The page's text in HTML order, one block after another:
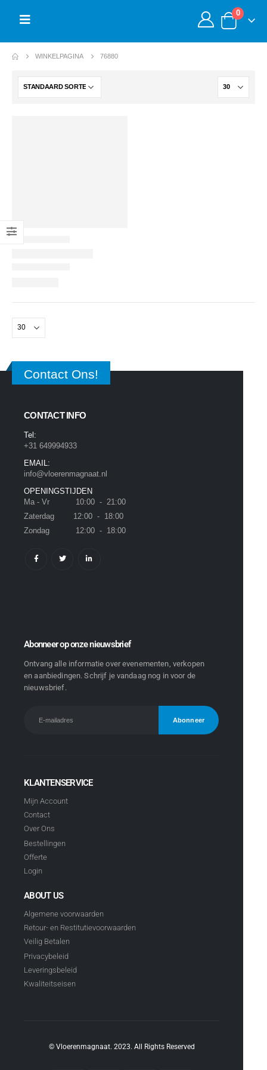
0
WINKELPAGINA 76880
Contact Ons!
CONTACT INFO
Tel:
+31 649994933
EMAIL:
info@vloerenmagnaat.nl
OPENINGSTIJDEN
Ma - Vr 10:00 - 21:00
Zaterdag 12:00 - 18:00
Zondag 12:00 - 18:00
Abonneer op onze nieuwsbrief
Ontvang alle informatie over evenementen, verkopen
en aanbiedingen. Schrijf je vandaag nog in voor de
nieuwsbrief.
KLANTENSERVICE
Mijn Account
Contact
Over Ons
Bestellingen
Offerte
Login
ABOUT US
Algemene voorwaarden
Retour- en Restitutievoorwaarden
Veilig Betalen
Privacybeleid
Leveringsbeleid
Kwaliteitseisen
© Vloerenmagnaat. 2023. All Rights Reserved